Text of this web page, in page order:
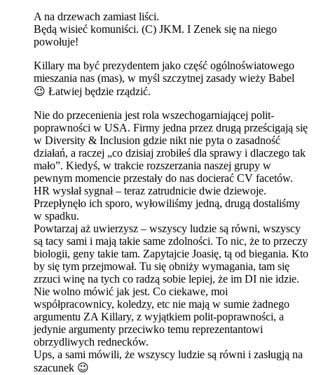
A na drzewach zamiast liści.
Będą wisieć komuniści. (C) JKM. I Zenek się na niego
powołuje!
Killary ma być prezydentem jako część ogólnoświatowego
mieszania nas (mas), w myśl szczytnej zasady wieży Babel
😉 Łatwiej będzie rządzić.
Nie do przecenienia jest rola wszechogarniającej polit-
poprawności w USA. Firmy jedna przez drugą prześcigają się
w Diversity & Inclusion gdzie nikt nie pyta o zasadność
działań, a raczej „co dzisiaj zrobiłeś dla sprawy i dlaczego tak
mało”. Kiedyś, w trakcie rozszerzania naszej grupy w
pewnym momencie przestały do nas docierać CV facetów.
HR wysłał sygnał – teraz zatrudnicie dwie dziewoje.
Przepłynęło ich sporo, wyłowiliśmy jedną, drugą dostaliśmy
w spadku.
Powtarzaj aż uwierzysz – wszyscy ludzie są równi, wszyscy
są tacy sami i mają takie same zdolności. To nic, że to przeczy
biologii, geny takie tam. Zapytajcie Joasię, tą od biegania. Kto
by się tym przejmował. Tu się obniży wymagania, tam się
zrzuci winę na tych co radzą sobie lepiej, że im DI nie idzie.
Nie wolno mówić jak jest. Co ciekawe, moi
współpracownicy, koledzy, etc nie mają w sumie żadnego
argumentu ZA Killary, z wyjątkiem polit-poprawności, a
jedynie argumenty przeciwko temu reprezentantowi
obrzydliwych rednecków.
Ups, a sami mówili, że wszyscy ludzie są równi i zasługją na
szacunek 😉